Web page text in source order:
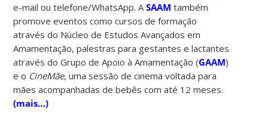
e-mail ou telefone/WhatsApp. ASAAM também
promove eventos como cursos de formação
através do Núcleo de Estudos Avançados em
Amamentação, palestras para gestantes e lactantes
através do Grupo de Apoio à Amamentação (GAAM)
e o CineMãe, uma sessão de cinema voltada para
mães acompanhadas de bebês com até 12 meses.
(mais…)